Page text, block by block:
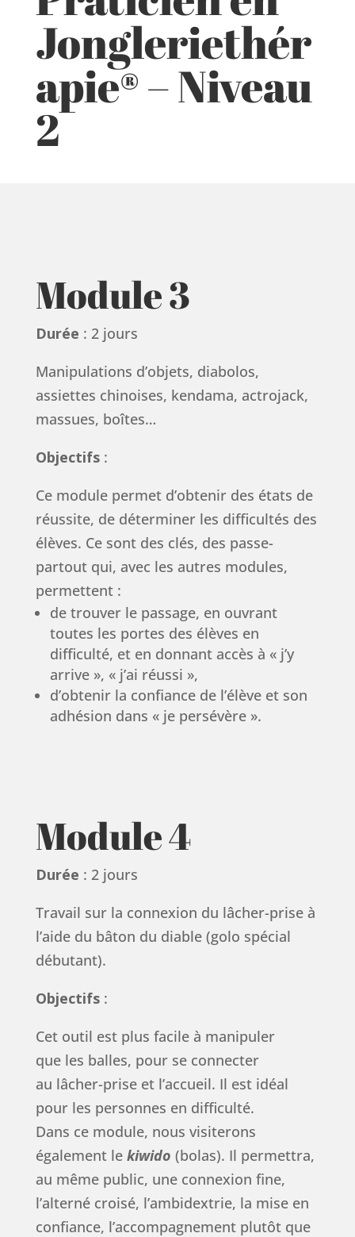
Jongleriethér
apie® – Niveau
2
Module 3
Durée : 2 jours
Manipulations d’objets, diabolos,
assiettes chinoises, kendama, actrojack,
massues, boîtes…
Objectifs:
Ce module permet d’obtenir des états de
réussite, de déterminer les difficultés des
élèves. Ce sont des clés, des passe-
partout qui, avec les autres modules,
permettent :
de trouver le passage, en ouvrant
toutes les portes des élèves en
difficulté, et en donnant accès à « j’y
arrive », « j’ai réussi »,
d’obtenir la confiance de l’élève et son
adhésion dans « je persévère ».
Module 4
Durée : 2 jours
Travail sur la connexion du lâcher-prise à
l’aide du bâton du diable (golo spécial
débutant).
Objectifs:
Cet outil est plus facile à manipuler
que les balles, pour se connecter
au lâcher-prise et l’accueil. Il est idéal
pour les personnes en difficulté.
Dans ce module, nous visiterons
également le kiwido (bolas). Il permettra,
au même public, une connexion fine,
l’alterné croisé, l’ambidextrie, la mise en
confiance, l’accompagnement plutôt que